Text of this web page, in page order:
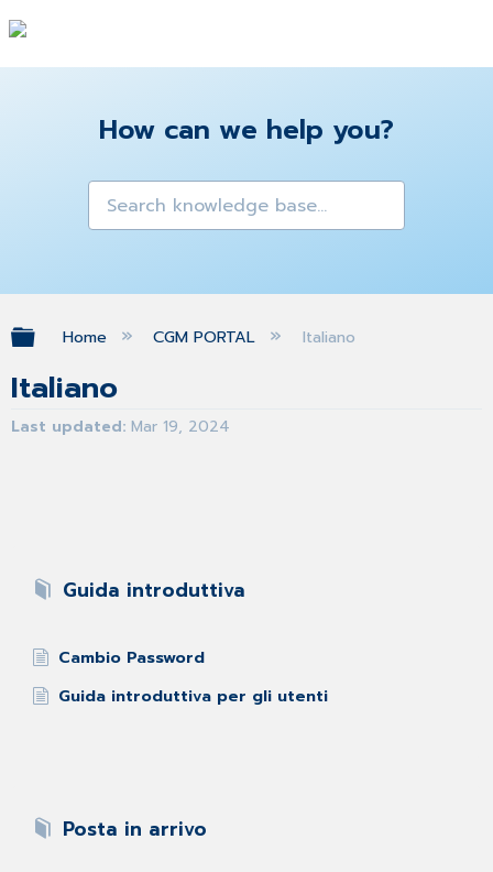
How can we help you?
Expand/collapse global hierarchy
Home CGM PORTAL Italiano
Italiano
Last updated Mar 19, 2024
Guida introduttiva
Cambio Password
Guida introduttiva per gli utenti
Posta in arrivo